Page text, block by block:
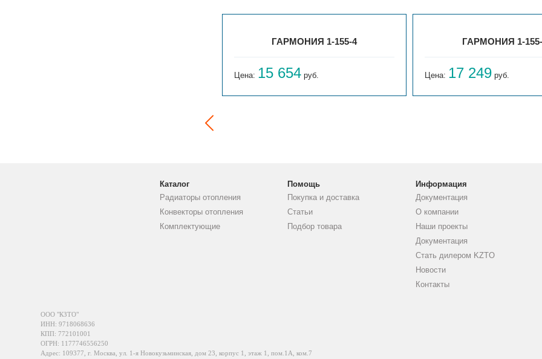
ГАРМОНИЯ 1-155-4
Цена: 15 654 руб.
ГАРМОНИЯ 1-
Цена: 17 249 руб.
Каталог
Радиаторы отопления
Конвекторы отопления
Комплектующие
Помощь
Покупка и доставка
Статьи
Подбор товара
Информация
Документация
О компании
Наши проекты
Документация
Стать дилером KZTO
Новости
Контакты
ООО "КЗТО"
ИНН: 9718068636
КПП: 772101001
ОГРН: 1177746556250
Адрес: 109377, г. Москва, ул. 1-я Новокузьминская, дом 23, корпус 1, этаж 1, пом.1А, ком.7